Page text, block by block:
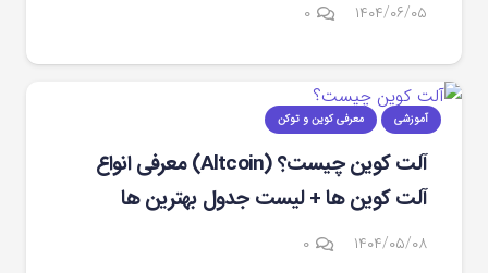
۱۴۰۴/۰۶/۰۵ ۰
آموزشی معرفی کوین و توکن
آلت ‌کوین چیست؟ (Altcoin) معرفی انواع
آلت کوین ها + لیست جدول بهترین ها
۱۴۰۴/۰۵/۰۸ ۰